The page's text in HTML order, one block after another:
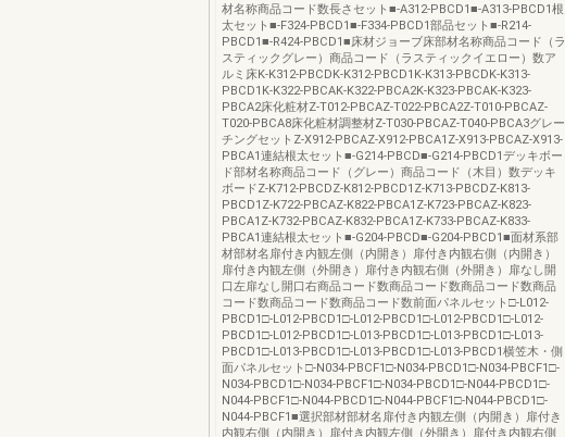
材名称商品コード数長さセット■-A312-PBCD1■-A313-PBCD1根
太セット■-F324-PBCD1■-F334-PBCD1部品セット■-R214-
PBCD1■-R424-PBCD1■床材ジョーブ床部材名称商品コード（ラ
スティックグレー）商品コード（ラスティックイエロー）数ア
ルミ床K-K312-PBCDK-K312-PBCD1K-K313-PBCDK-K313-
PBCD1K-K322-PBCAK-K322-PBCA2K-K323-PBCAK-K323-
PBCA2床化粧材Z-T012-PBCAZ-T022-PBCA2Z-T010-PBCAZ-
T020-PBCA8床化粧材調整材Z-T030-PBCAZ-T040-PBCA3グレー
チングセットZ-X912-PBCAZ-X912-PBCA1Z-X913-PBCAZ-X913-
PBCA1連結根太セット■-G214-PBCD■-G214-PBCD1デッキボー
ド部材名称商品コード（グレー）商品コード（木目）数デッキ
ボードZ-K712-PBCDZ-K812-PBCD1Z-K713-PBCDZ-K813-
PBCD1Z-K722-PBCAZ-K822-PBCA1Z-K723-PBCAZ-K823-
PBCA1Z-K732-PBCAZ-K832-PBCA1Z-K733-PBCAZ-K833-
PBCA1連結根太セット■-G204-PBCD■-G204-PBCD1■面材系部
材部材名扉付き内観左側（内開き）扉付き内観右側（内開き）
扉付き内観左側（外開き）扉付き内観右側（外開き）扉なし開
口左扉なし開口右商品コード数商品コード数商品コード数商品
コード数商品コード数商品コード数前面パネルセット□-L012-
PBCD1□-L012-PBCD1□-L012-PBCD1□-L012-PBCD1□-L012-
PBCD1□-L012-PBCD1□-L013-PBCD1□-L013-PBCD1□-L013-
PBCD1□-L013-PBCD1□-L013-PBCD1□-L013-PBCD1横笠木・側
面パネルセット□-N034-PBCF1□-N034-PBCD1□-N034-PBCF1□-
N034-PBCD1□-N034-PBCF1□-N034-PBCD1□-N044-PBCD1□-
N044-PBCF1□-N044-PBCD1□-N044-PBCF1□-N044-PBCD1□-
N044-PBCF1■選択部材部材名扉付き内観左側（内開き）扉付き
内観右側（内開き）扉付き内観左側（外開き）扉付き内観右側